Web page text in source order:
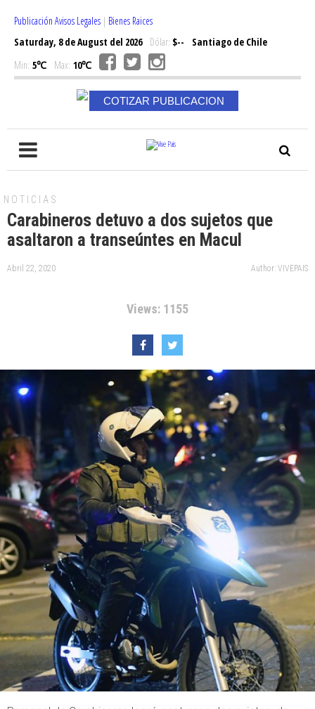
Publicación Avisos Legales | Bienes Raices
Saturday, 8 de August del 2026Dólar: $--
Santiago de Chile
Min: 5℃ Max: 10℃
COTIZAR PUBLICACION
NOTICIAS
Carabineros detuvo a dos sujetos que
asaltaron a transeúntes en Macul
Abril 22, 2020 Author: VIVEPAIS
Views: 1155